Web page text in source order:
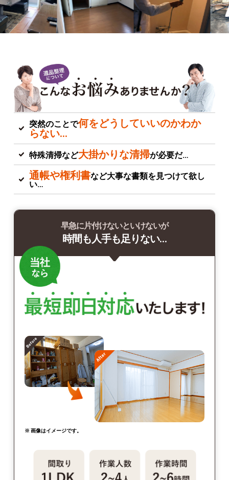
突然のことで何をどうしていいのかわか
らない…
特殊清掃など大掛かりな清掃が必要だ…
通帳や権利書など大事な書類を見つけて欲し
い…
早急に片付けないといけないが
時間も人手も足りない…
※ 画像はイメージです。